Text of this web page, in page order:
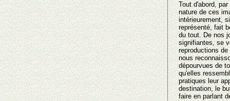
Tout d'abord,
nature de ces
intérieurement,
représenté, fait
du tout. De nos
signifiantes, se
reproductions
nous
dépourvues de
qu'elles
pratiques leur
destination, le
faire en parlant